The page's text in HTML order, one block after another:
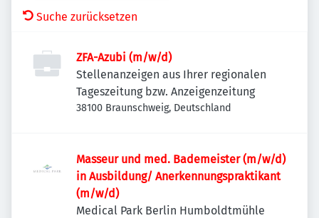
Suche zurücksetzen
ZFA-Azubi (m/w/d)
Stellenanzeigen aus Ihrer regionalen
Tageszeitung bzw. Anzeigenzeitung
38100 Braunschweig, Deutschland
Masseur und med. Bademeister (m/w/d)
in Ausbildung/ Anerkennungspraktikant
(m/w/d)
Medical Park Berlin Humboldtmühle